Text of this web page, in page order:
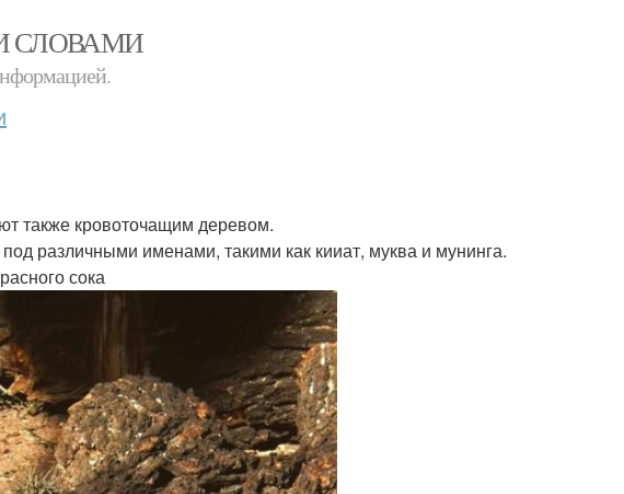
СЛОВАМИ
также кровоточащим деревом.
различными именами, такими как кииат, муква и мунинга.
сока